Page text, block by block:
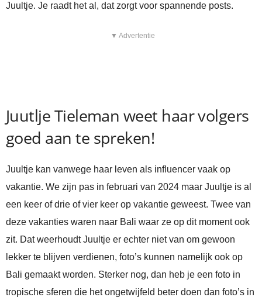
Juultje. Je raadt het al, dat zorgt voor spannende posts.
▼ Advertentie
Juutlje Tieleman weet haar volgers
goed aan te spreken!
Juultje kan vanwege haar leven als influencer vaak op
vakantie. We zijn pas in februari van 2024 maar Juultje is al
een keer of drie of vier keer op vakantie geweest. Twee van
deze vakanties waren naar Bali waar ze op dit moment ook
zit. Dat weerhoudt Juultje er echter niet van om gewoon
lekker te blijven verdienen, foto’s kunnen namelijk ook op
Bali gemaakt worden. Sterker nog, dan heb je een foto in
tropische sferen die het ongetwijfeld beter doen dan foto’s in